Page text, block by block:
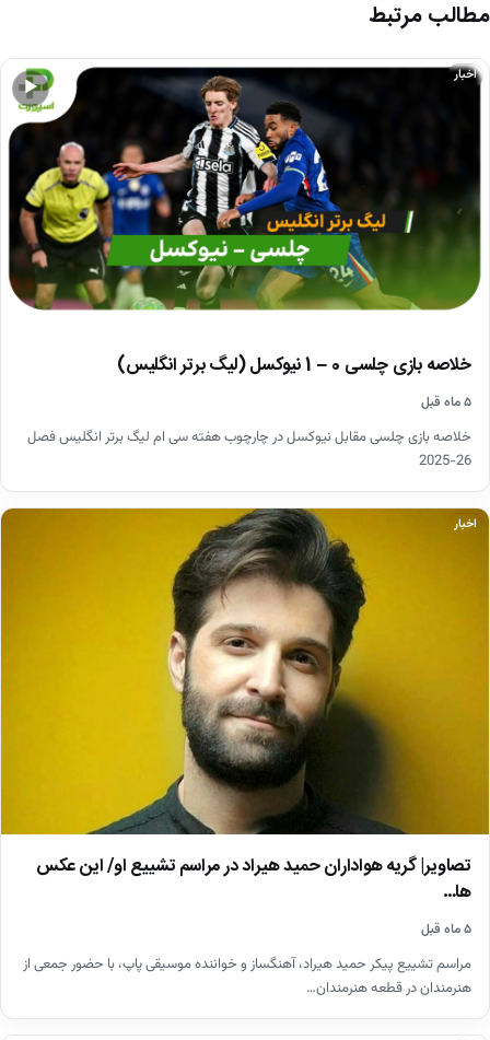
مطالب مرتبط
▶
اخبار
خلاصه بازی چلسی 0 – 1 نیوکسل (لیگ برتر انگلیس)
۵ ماه قبل
خلاصه بازی چلسی مقابل نیوکسل در چارچوب هفته سی ام لیگ برتر انگلیس فصل
26-2025
اخبار
تصاویر| گریه هواداران حمید هیراد در مراسم تشییع او/ این عکس
ها…
۵ ماه قبل
مراسم تشییع پیکر حمید هیراد، آهنگساز و خواننده موسیقی پاپ، با حضور جمعی از
هنرمندان در قطعه هنرمندان…